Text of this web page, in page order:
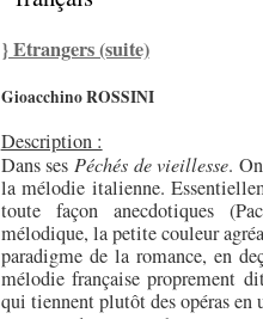
} Etrangers (suite)
Gioacchino ROSSINI
Description :
Dans sesPéchés de vieillesse.
la mélodie italienne.
toute façon anecdotiques
mélodique, la petite couleur
paradigme de la romance, en
mélodie française proprement
qui tiennent plutôt des opéras en